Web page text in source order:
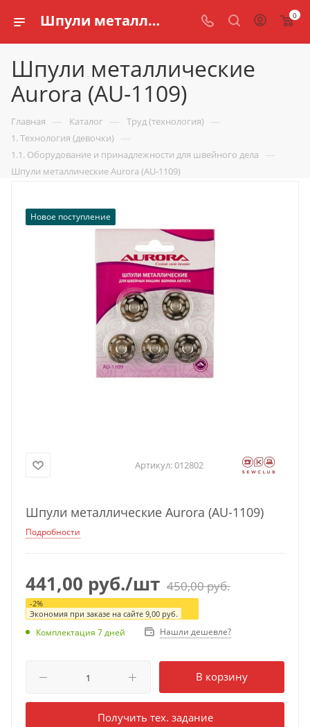
Шпули металлические Aurora (AU-1109) купить по доступной цене в интернет магазине schools.ru 0
Шпули металлические
Aurora (AU-1109)
Главная — Каталог — Труд (технология) —
1. Технология (девочки) —
1.1. Оборудование и принадлежности для швейного дела —
Шпули металлические Aurora (AU-1109)
Новое поступление
Артикул:012802
Шпули металлические Aurora (AU-1109)
Подробности
441,00 руб./шт 450,00руб.
-2%
Экономия при заказе на сайте 9,00 руб.
Комплектация 7 дней Нашли дешевле?
В корзину
Получить тех. задание